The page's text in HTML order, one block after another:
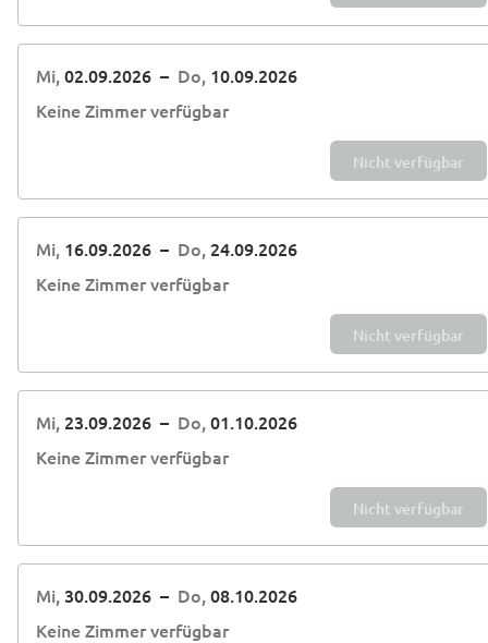
Mi,02.09.2026 – Do, 10.09.2026
Keine Zimmer verfügbar
Nicht verfügbar
Mi, 16.09.2026 – Do, 24.09.2026
Keine Zimmer verfügbar
Nicht verfügbar
Mi, 23.09.2026 – Do,01.10.2026
Keine Zimmer verfügbar
Nicht verfügbar
Mi,30.09.2026 – Do,08.10.2026
Keine Zimmer verfügbar